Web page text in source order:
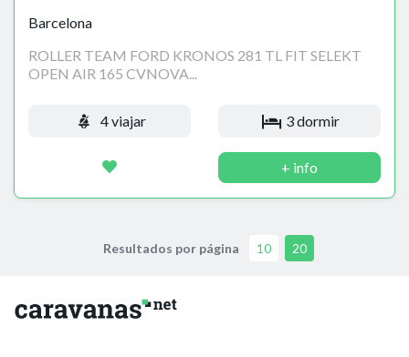
Barcelona
ROLLER TEAM FORD KRONOS 281 TL FIT SELEKT
OPEN AIR 165 CVNOVA...
4 viajar 3 dormir
+ info
Resultados por página 10 20